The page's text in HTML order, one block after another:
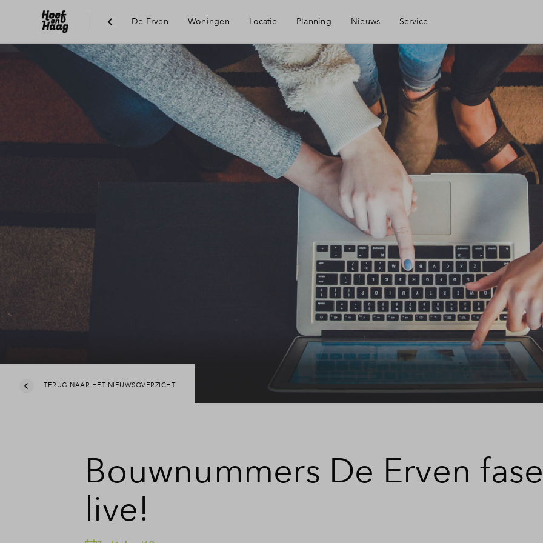
De Erven Woningen Locatie
Duurzaamheid
Planning Nieuws Service
Mijn Eigen Huis
Financiele check
Financiering
Toewijzing
Woning kopen
Veelgestelde vragen
Contact
TERUG NAAR HET NIEUWSOVERZICHT
Bouwnummers De Erven
live!